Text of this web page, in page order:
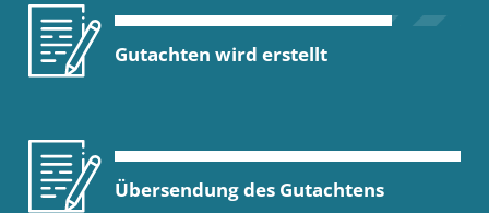
Gutachten wird erstellt
Übersendung des Gutachtens